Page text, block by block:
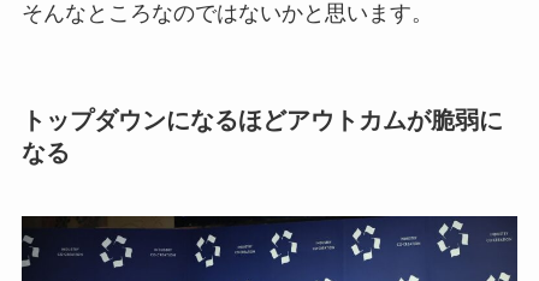
そんなところなのではないかと思います。
トップダウンになるほどアウトカムが脆弱に
なる